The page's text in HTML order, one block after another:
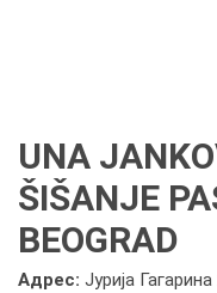
UNA
ŠIŠANJE
BEOGRAD
Адрес: Јурија